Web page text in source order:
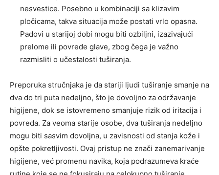
nesvestice. Posebno u kombinaciji sa klizavim
pločicama, takva situacija može postati vrlo opasna.
Padovi u starijoj dobi mogu biti ozbiljni, izazivajući
prelome ili povrede glave, zbog čega je važno
razmisliti o učestalosti tuširanja.
Preporuka stručnjaka je da stariji ljudi tuširanje smanje na
dva do tri puta nedeljno, što je dovoljno za održavanje
higijene, dok se istovremeno smanjuje rizik od iritacija i
povreda. Za veoma starije osobe, dva tuširanja nedeljno
mogu biti sasvim dovoljna, u zavisnosti od stanja kože i
opšte pokretljivosti. Ovaj pristup ne znači zanemarivanje
higijene, već promenu navika, koja podrazumeva kraće